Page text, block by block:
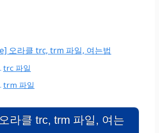
오라클 trc, trm 파일, 여는법
trc 파일
trm 파일
라클 trc, trm 파일, 여는